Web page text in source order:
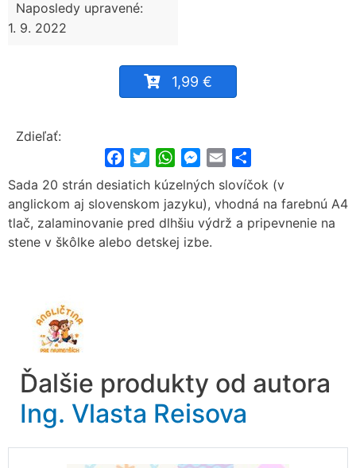
Naposledy upravené:
1. 9. 2022
1,99 €
Zdieľať:
FacebookTwitterWhatsApp
Messenger
Email
Sada 20 strán desiatich kúzelných slovíčok (v
anglickom aj slovenskom jazyku), vhodná na farebnú A4
tlač, zalaminovanie pred dlhšiu výdrž a pripevnenie na
stene v škôlke alebo detskej izbe.
Ďalšie produkty od autora
Ing. Vlasta Reisova